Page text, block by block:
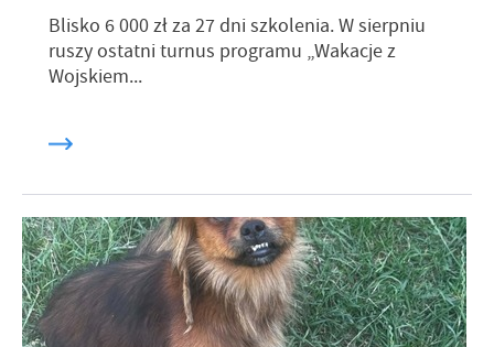
Blisko 6 000 zł za 27 dni szkolenia. W sierpniu
ruszy ostatni turnus programu „Wakacje z
Wojskiem...